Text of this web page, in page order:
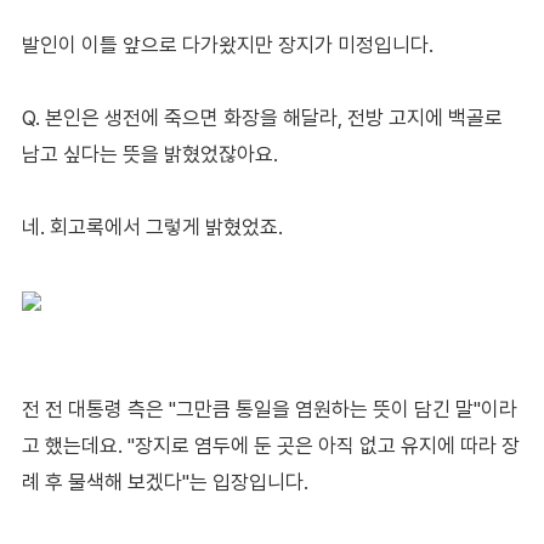
발인이 이틀 앞으로 다가왔지만 장지가 미정입니다.
Q. 본인은 생전에 죽으면 화장을 해달라, 전방 고지에 백골로
남고 싶다는 뜻을 밝혔었잖아요.
네. 회고록에서 그렇게 밝혔었죠.
전 전 대통령 측은 "그만큼 통일을 염원하는 뜻이 담긴 말"이라
고 했는데요. "장지로 염두에 둔 곳은 아직 없고 유지에 따라 장
례 후 물색해 보겠다"는 입장입니다.